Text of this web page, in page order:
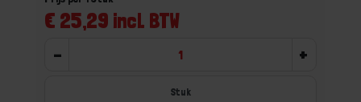
€ 25,29 incl. BTW
- +
Stuk